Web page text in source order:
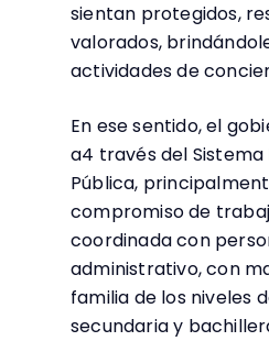
sientan protegidos,
valorados,
actividades de
En ese sentido, el
a4 través del Sistema
Pública,
compromiso de
coordinada con
administrativo, con
familia de los niveles
secundaria y